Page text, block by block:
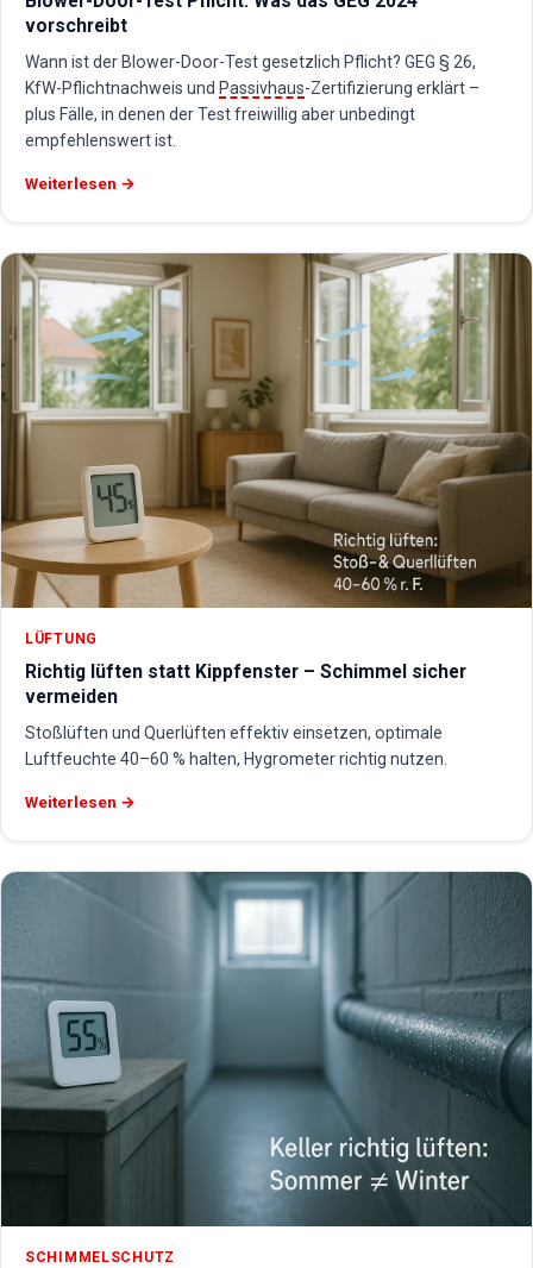
vorschreibt
Wann ist der Blower-Door-Test gesetzlich Pflicht? GEG § 26,
KfW-Pflichtnachweis und Passivhaus-Zertifizierung erklärt –
plus Fälle, in denen der Test freiwillig aber unbedingt
empfehlenswert ist.
Weiterlesen →
LÜFTUNG
Richtig lüften statt Kippfenster – Schimmel sicher
vermeiden
Stoßlüften und Querlüften effektiv einsetzen, optimale
Luftfeuchte 40–60 % halten, Hygrometer richtig nutzen.
Weiterlesen →
SCHIMMELSCHUTZ